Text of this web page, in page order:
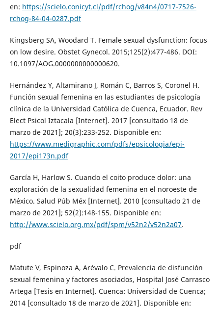
en: https://scielo.conicyt.cl/pdf/rchog/v84n4/0717-7526-
rchog-84-04-0287.pdf
Kingsberg SA, Woodard T. Female sexual dysfunction: focus
on low desire. Obstet Gynecol. 2015;125(2):477-486. DOI:
10.1097/AOG.0000000000000620.
Hernández Y, Altamirano J, Román C, Barros S, Coronel H.
Función sexual femenina en las estudiantes de psicología
clínica de la Universidad Católica de Cuenca, Ecuador. Rev
Elect Psicol Iztacala [Internet]. 2017 [consultado 18 de
marzo de 2021]; 20(3):233-252. Disponible en:
https://www.medigraphic.com/pdfs/epsicologia/epi-
2017/epi173n.pdf
García H, Harlow S. Cuando el coito produce dolor: una
exploración de la sexualidad femenina en el noroeste de
México. Salud Púb Méx [Internet]. 2010 [consultado 21 de
marzo de 2021]; 52(2):148-155. Disponible en:
http://www.scielo.org.mx/pdf/spm/v52n2/v52n2a07.
pdf
Matute V, Espinoza A, Arévalo C. Prevalencia de disfunción
sexual femenina y factores asociados, Hospital José Carrasco
Artega [Tesis en Internet]. Cuenca: Universidad de Cuenca;
2014 [consultado 18 de marzo de 2021]. Disponible en: